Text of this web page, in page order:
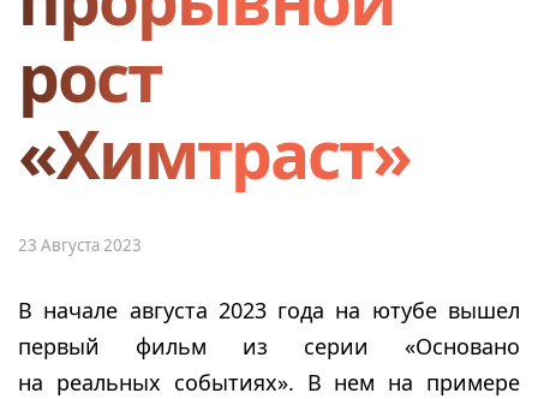
рост
«Химтраст»
23 Августа 2023
В начале августа 2023 года на ютубе вышел
первый фильм из серии «Основано
на реальных событиях». В нем на примере